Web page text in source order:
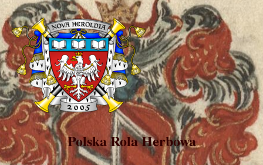
Polska Rola Herbowa